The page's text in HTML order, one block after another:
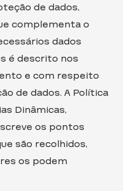
de dados,
complementa o
dados
é descrito nos
e com respeito
de dados. A Política
Dinâmicas,
os pontos
são recolhidos,
os podem